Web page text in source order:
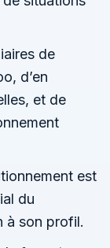
de
d’en
et de
est
du
à son profil.